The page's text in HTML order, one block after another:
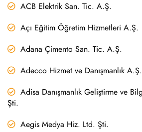
ACB Elektrik San. Tic. A.Ş.
Açı Eğitim Öğretim Hizmetleri A.Ş.
Adana Çimento San. Tic. A.Ş.
Adecco Hizmet ve Danışmanlık A.Ş.
Adisa Danışmanlık Geliştirme ve
Şti.
Aegis Medya Hiz. Ltd. Şti.